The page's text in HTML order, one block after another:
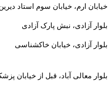
ارم، خیابان سوم استاد
آزادی، نبش پارک آزادی
آزادی، خیابان خاکشناسی
معالی آباد، قبل از خیابان